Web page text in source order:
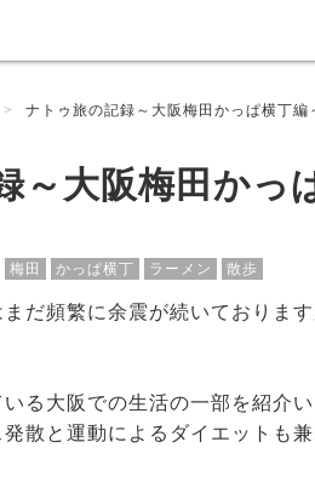
ナトゥ旅の記録～大阪梅田かっぱ横丁編
～大阪梅田かっ
梅田 かっぱ横丁 ラーメン 散歩
だ頻繁に余震が続いておりま
る大阪での生活の一部を紹介い
散と運動によるダイエットも兼